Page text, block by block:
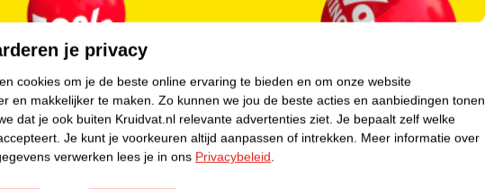
je privacy
cookies om je de beste online ervaring te bieden en om onze website
en makkelijker te maken. Zo kunnen we jou de beste acties en aanbiedingen tonen
dat je ook buiten Kruidvat.nl relevante advertenties ziet. Je bepaalt zelf welke
Je kunt je voorkeuren altijd aanpassen of intrekken. Meer informatie over
verwerken lees je in ons Privacybeleid.